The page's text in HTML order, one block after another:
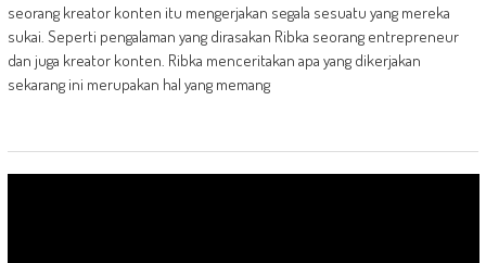
seorang kreator konten itu mengerjakan segala sesuatu yang mereka
sukai. Seperti pengalaman yang dirasakan Ribka seorang entrepreneur
dan juga kreator konten. Ribka menceritakan apa yang dikerjakan
sekarang ini merupakan hal yang memang